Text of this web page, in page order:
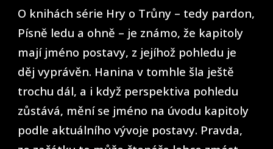
O knihách série Hry o Trůny – tedy pardon,
Písně ledu a ohně – je známo, že kapitoly
mají jméno postavy, z jejíhož pohledu je
děj vyprávěn. Hanina v tomhle šla ještě
trochu dál, a i když perspektiva pohledu
zůstává, mění se jméno na úvodu kapitoly
podle aktuálního vývoje postavy. Pravda,